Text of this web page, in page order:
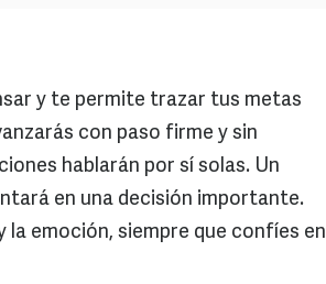
y te permite trazar tus metas
con paso firme y sin
hablarán por sí solas. Un
en una decisión importante.
la emoción, siempre que confíes en